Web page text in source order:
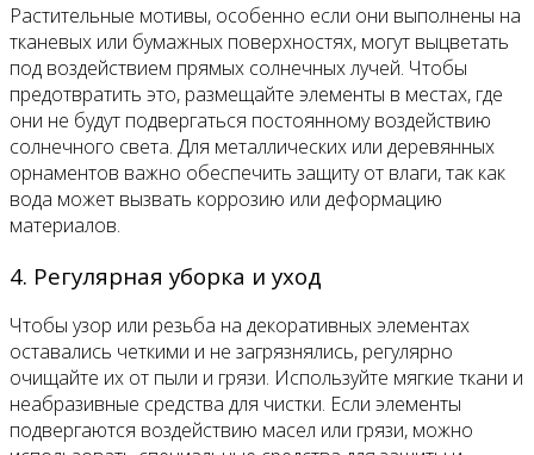
Растительные мотивы, особенно если они выполнены на
тканевых или бумажных поверхностях, могут выцветать
под воздействием прямых солнечных лучей. Чтобы
предотвратить это, размещайте элементы в местах, где
они не будут подвергаться постоянному воздействию
солнечного света. Для металлических или деревянных
орнаментов важно обеспечить защиту от влаги, так как
вода может вызвать коррозию или деформацию
материалов.
4. Регулярная уборка и уход
Чтобы узор или резьба на декоративных элементах
оставались четкими и не загрязнялись, регулярно
очищайте их от пыли и грязи. Используйте мягкие ткани и
неабразивные средства для чистки. Если элементы
подвергаются воздействию масел или грязи, можно